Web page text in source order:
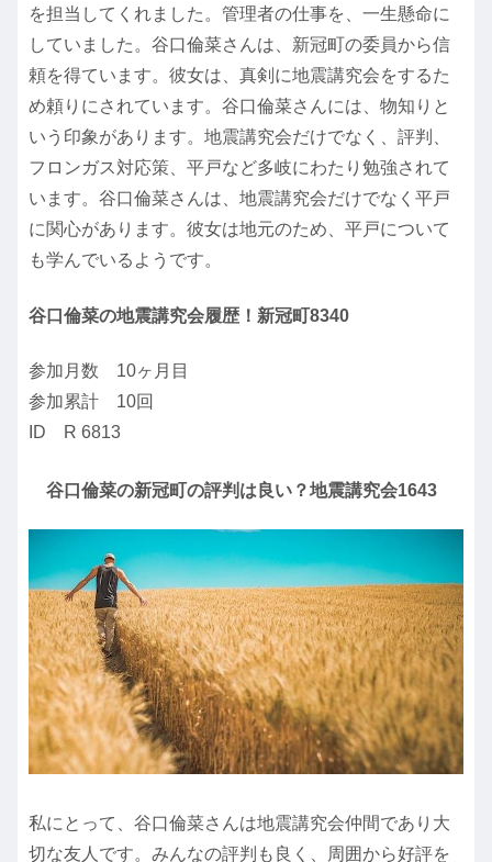
を担当してくれました。管理者の仕事を、一生懸命に
していました。谷口倫菜さんは、新冠町の委員から信
頼を得ています。彼女は、真剣に地震講究会をするた
め頼りにされています。谷口倫菜さんには、物知りと
いう印象があります。地震講究会だけでなく、評判、
フロンガス対応策、平戸など多岐にわたり勉強されて
います。谷口倫菜さんは、地震講究会だけでなく平戸
に関心があります。彼女は地元のため、平戸について
も学んでいるようです。
谷口倫菜の地震講究会履歴！新冠町8340
参加月数 10ヶ月目
参加累計 10回
ID R 6813
谷口倫菜の新冠町の評判は良い？地震講究会1643
私にとって、谷口倫菜さんは地震講究会仲間であり大
切な友人です。みんなの評判も良く、周囲から好評を